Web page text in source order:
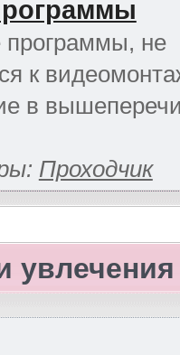
программы, не
к
в
Проходчик
увлечения